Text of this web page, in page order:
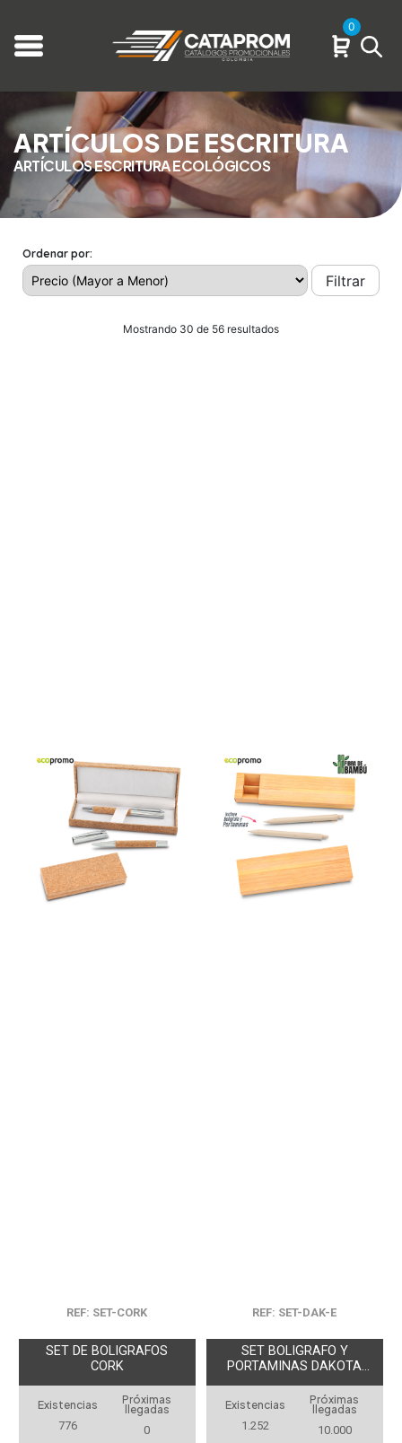
0
ARTÍCULOS DE ESCRITURA
ARTÍCULOS ESCRITURA ECOLÓGICOS
Ordenar por:
Filtrar
Mostrando 30 de 56 resultados
REF: SET-CORK
SET DE BOLIGRAFOS
CORK
Existencias
776
Próximas
llegadas
0
REF: SET-DAK-E
SET BOLIGRAFO Y
PORTAMINAS DAKOTA
Existencias
1.252
Próximas
llegadas
10.000